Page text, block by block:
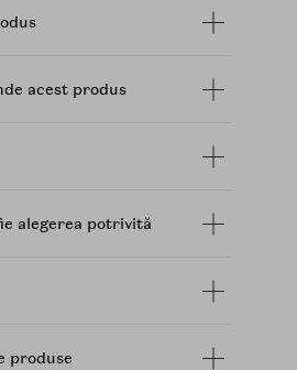
o aplicare omogena
straturi fara a incarca
- formula include
textura
rotativ, intr-un design
acest produs
alegerea potrivită
produse